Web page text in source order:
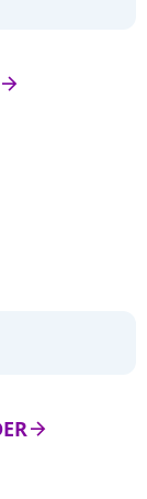
arrow_right
arrow_right